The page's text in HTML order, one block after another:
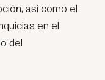
así como el
en el
del